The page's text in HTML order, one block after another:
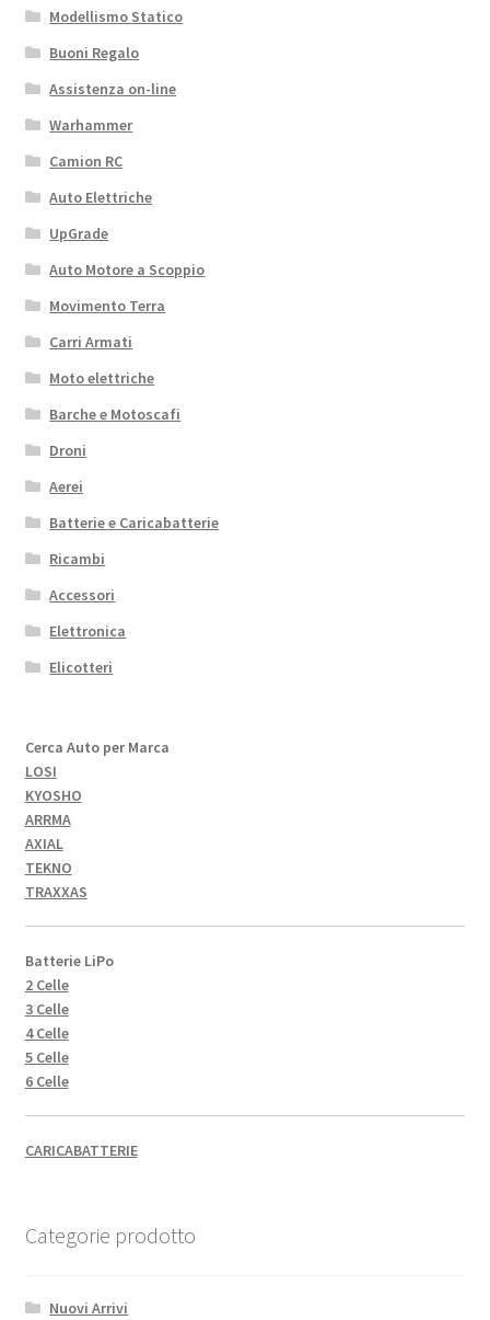
Modellismo Statico
Buoni Regalo
Assistenza on-line
Warhammer
Camion RC
Auto Elettriche
UpGrade
Auto Motore a Scoppio
Movimento Terra
Carri Armati
Moto elettriche
Barche e Motoscafi
Droni
Aerei
Batterie e Caricabatterie
Ricambi
Accessori
Elettronica
Elicotteri
Cerca Auto per Marca
LOSI
KYOSHO
ARRMA
AXIAL
TEKNO
TRAXXAS
Batterie LiPo
2 Celle
3 Celle
4 Celle
5 Celle
6 Celle
CARICABATTERIE
Categorie prodotto
Nuovi Arrivi